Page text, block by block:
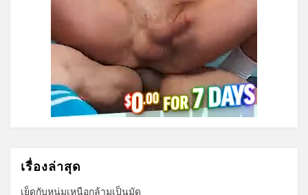
เรื่องล่าสุด
เย็ดกับหนุ่มเหนือกล้ามเป็นมัด